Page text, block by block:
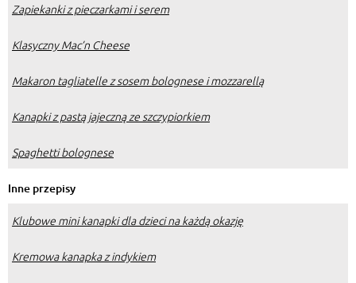
Zapiekanki z pieczarkami i serem
Klasyczny Mac’n Cheese
Makaron tagliatelle z sosem bolognese i mozzarellą
Kanapki z pastą jajeczną ze szczypiorkiem
Spaghetti bolognese
Inne przepisy
Klubowe mini kanapki dla dzieci na każdą okazję
Kremowa kanapka z indykiem